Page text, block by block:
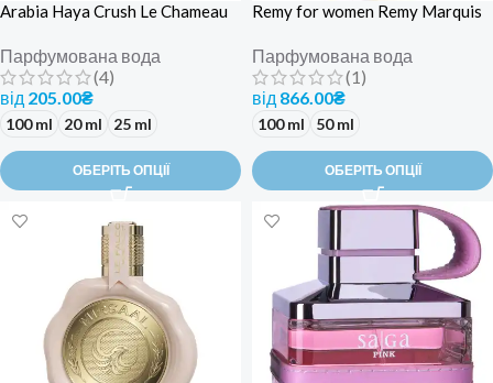
Arabia Haya Crush Le Chameau
Парфумована вода
(4)
від 205.00₴
100 ml 20 ml 25 ml
ОБЕРІТЬ ОПЦІЇ
Remy for women Remy Marquis
Парфумована вода
(1)
від 866.00₴
100 ml 50 ml
ОБЕРІТЬ ОПЦІЇ